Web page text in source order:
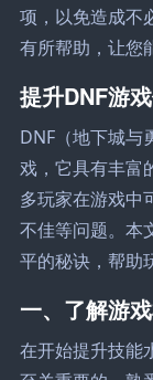
项，以免造成不
有所帮助，让您
提升DNF游
DNF（地下城与
戏，它具有丰富
多玩家在游戏中
不佳等问题。本
平的秘诀，帮助
一、了解游
在开始提升技能